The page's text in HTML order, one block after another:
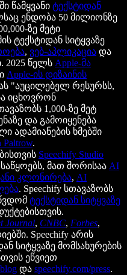
წამყვანი ტექსტიდან
ენდობა 50 მილიონზე
ზე მეტი
ტექსტიდან სიტყვაზე
, ვებ-აპლიკაცია და
2025 წელს Apple-მა
Apple-ის დიზაინის
"აუცილებელ რესურსს,
იცხოვრონ
1,000-ზე მეტ
და გამოიყენება
ადამიანების ხმებში
Paltrow.
Speechify Studio
მათ შორისაა AI
კლონირება, AI
. Speechify სთავაზობს
ტექსტიდან სიტყვაზე
Journal, CNBC, Forbes,
Speechify არის
სიტყვაზე მომსახურების
ეწვიეთ
და speechify.com/press.